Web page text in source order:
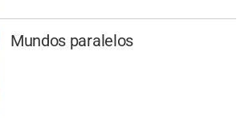
Mundos paralelos